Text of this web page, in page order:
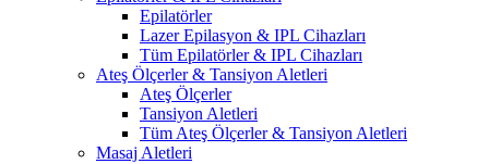
Epilatörler
Lazer Epilasyon & IPL Cihazları
Tüm Epilatörler & IPL Cihazları
Ateş Ölçerler & Tansiyon Aletleri
Ateş Ölçerler
Tansiyon Aletleri
Tüm Ateş Ölçerler & Tansiyon Aletleri
Masaj Aletleri